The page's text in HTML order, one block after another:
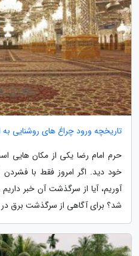
تاریخچه ورود چراغ های روشنایی به
حرم امام رضا یکی از مکان هایی
خود دید. اگر امروز فقط با
آوریم، آیا از سرگذشت آن خبر
شد؟ برای آگاهی از سرگذشت برق در